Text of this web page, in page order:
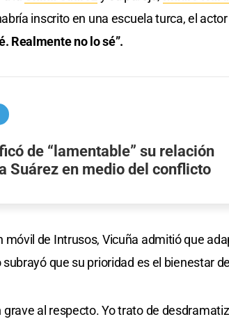
inscrito en una escuela turca, el
Realmente no lo sé”.
de “lamentable” su relación
Suárez en medio del conflicto
móvil de Intrusos, Vicuña admitió que
subrayó que su prioridad es el bienestar
grave al respecto. Yo trato de